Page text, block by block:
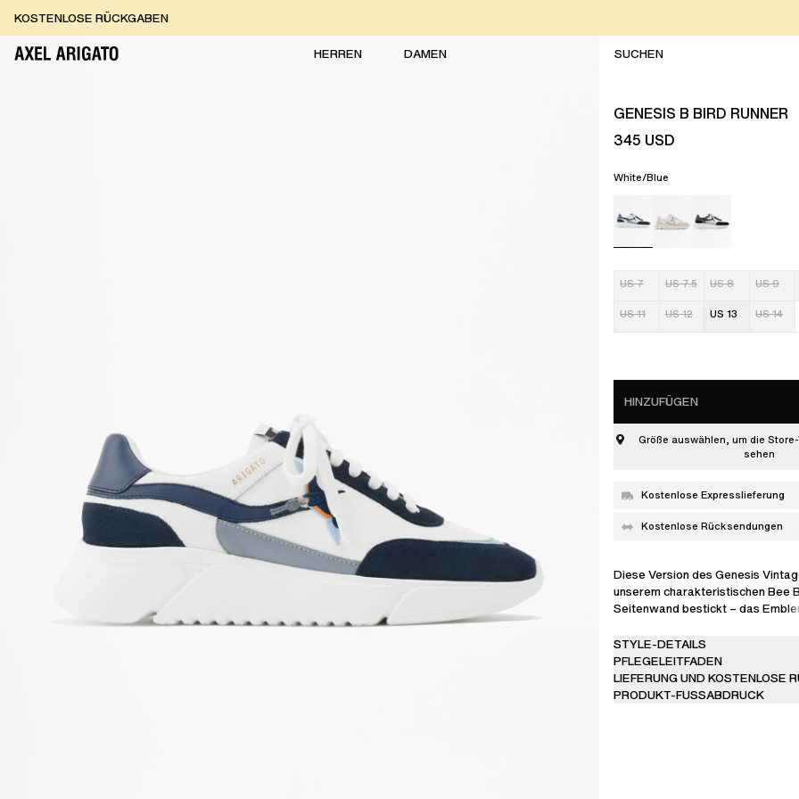
Zum Inhalt springen
KOSTENLOSE RÜCKGABEN
KOSTENLOSE EXPRESSLIEFERUNG
HERREN
DAMEN
GENESIS B BIRD RUNNER
345 USD
White/Blue
US 7 US 7.5 US 8 US 9
US 11 US 12 US 13 US 14
HINZUFÜGEN
Größe auswählen, um die
sehen
Kostenlose Expresslieferung
Kostenlose Rücksendungen
Diese Version des Genesis
unserem charakteristischen Bee
Seitenwand bestickt – das
der sich bis zur Fersenlasche
ist aus einer Kombination aus
Leder, Wildleder und einem aus
gewebten Textilstoff
STYLE-DETAILS
PFLEGELEITFADEN
LIEFERUNG UND KOSTENLOSE
PRODUKT-FUSSABDRUCK